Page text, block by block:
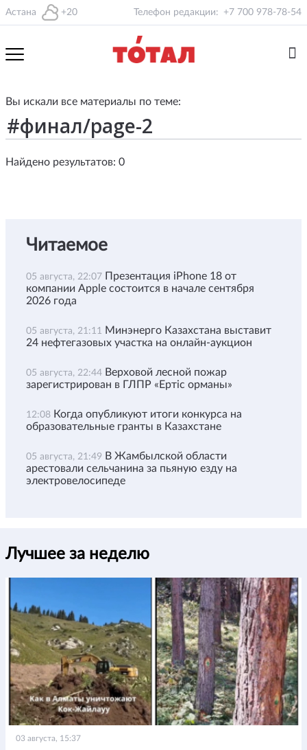
Астана +20 Телефон редакции: +7 700 978-78-54
Вы искали все материалы по теме:
Найдено результатов: 0
Читаемое
05 августа, 22:07 Презентация iPhone 18 от
компании Apple состоится в начале сентября
2026 года
05 августа, 21:11 Минэнерго Казахстана выставит
24 нефтегазовых участка на онлайн-аукцион
05 августа, 22:44 Верховой лесной пожар
зарегистрирован в ГЛПР «Ертіс орманы»
12:08 Когда опубликуют итоги конкурса на
образовательные гранты в Казахстане
05 августа, 21:49 В Жамбылской области
арестовали сельчанина за пьяную езду на
электровелосипеде
Лучшее за неделю
03 августа, 15:37